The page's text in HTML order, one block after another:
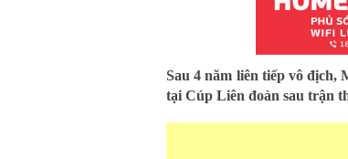
Sau 4 năm liên tiếp vô địch,
tại Cúp Liên đoàn sau trận